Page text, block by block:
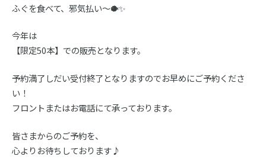
ふぐを食べて、邪気払い〜🐡✨
今年は
【限定50本】での販売となります。
予約満了しだい受付終了となりますのでお早めにご予約くださ
い！
フロントまたはお電話にて承っております。
皆さまからのご予約を、
心よりお待ちしております♪